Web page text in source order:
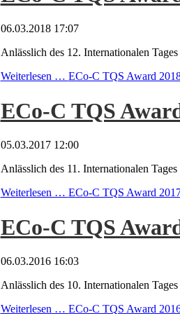
06.03.2018 17:07
Anlässlich des 12. Internationalen
Weiterlesen … ECo-C TQS Award
ECo-C TQS
05.03.2017 12:00
Anlässlich des 11. Internationalen
Weiterlesen … ECo-C TQS Award
ECo-C TQS
06.03.2016 16:03
Anlässlich des 10. Internationalen
Weiterlesen … ECo-C TQS Award